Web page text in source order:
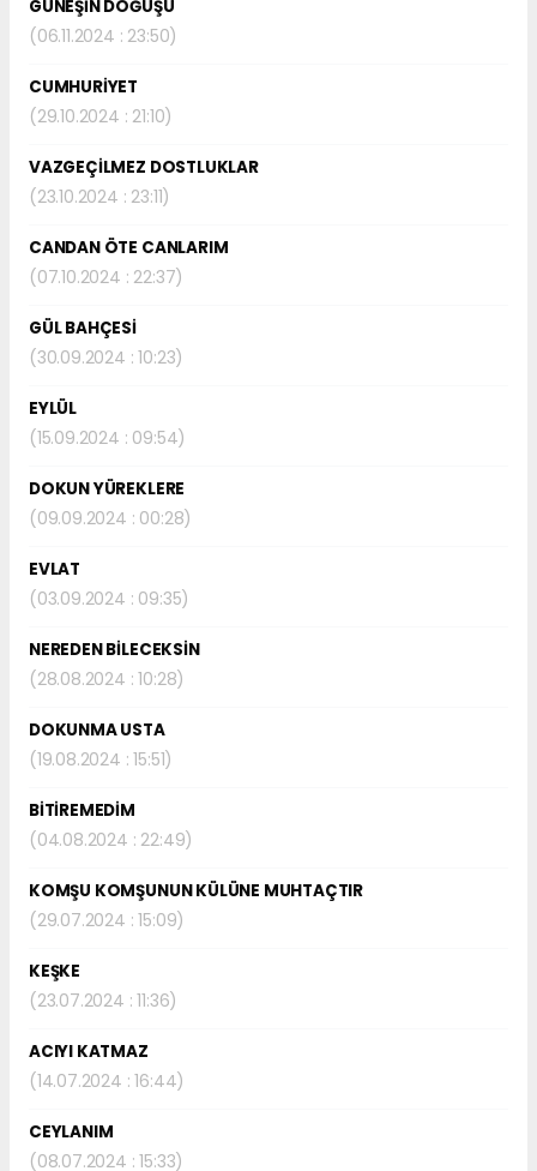
GÜNEŞİN DOĞUŞU
(06.11.2024 : 23:50)
CUMHURİYET
(29.10.2024 : 21:10)
VAZGEÇİLMEZ DOSTLUKLAR
(23.10.2024 : 23:11)
CANDAN ÖTE CANLARIM
(07.10.2024 : 22:37)
GÜL BAHÇESİ
(30.09.2024 : 10:23)
EYLÜL
(15.09.2024 : 09:54)
DOKUN YÜREKLERE
(09.09.2024 : 00:28)
EVLAT
(03.09.2024 : 09:35)
NEREDEN BİLECEKSİN
(28.08.2024 : 10:28)
DOKUNMA USTA
(19.08.2024 : 15:51)
BİTİREMEDİM
(04.08.2024 : 22:49)
KOMŞU KOMŞUNUN KÜLÜNE MUHTAÇTIR
(29.07.2024 : 15:09)
KEŞKE
(23.07.2024 : 11:36)
ACIYI KATMAZ
(14.07.2024 : 16:44)
CEYLANIM
(08.07.2024 : 15:33)